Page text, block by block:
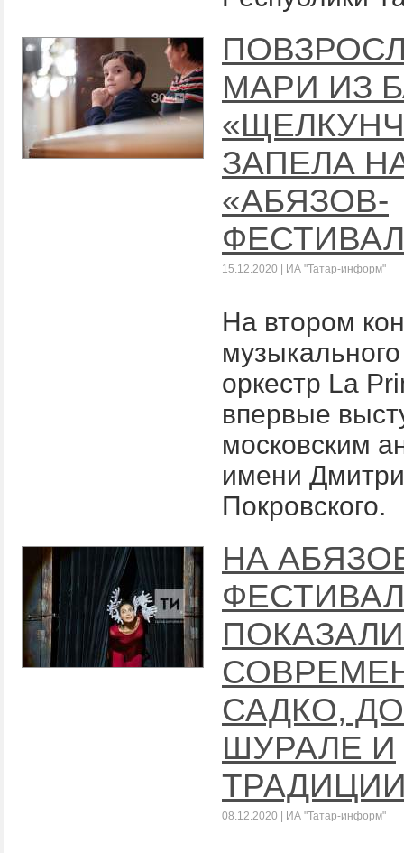
МАРИ ИЗ
ЗАПЕЛА
«АБЯЗОВ-
15.12.2020 | ИА "Татар-информ"
На втором
оркестр La
впервые
московским
имени
Покровского.
НА
ПОКАЗАЛИ
САДКО,
ШУРАЛЕ И
08.12.2020 | ИА "Татар-информ"